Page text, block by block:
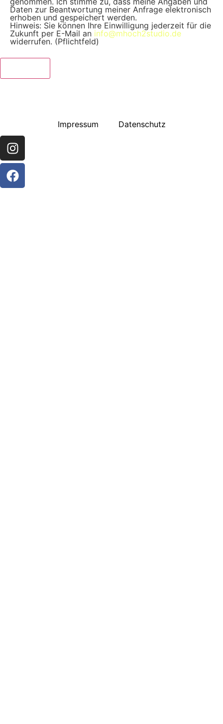
Daten zur Beantwortung meiner Anfrage elektronisch
erhoben und gespeichert werden.
Hinweis: Sie können Ihre Einwilligung jederzeit für die
Zukunft per E-Mail an info@mhoch2studio.de
widerrufen. (Pflichtfeld)
Impressum Datenschutz